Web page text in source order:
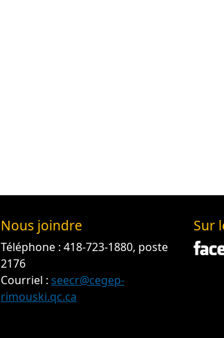
Nous joindre
Téléphone : 418-723-1880, poste
2176
Courriel : seecr@cegep-
rimouski.qc.ca
Sur